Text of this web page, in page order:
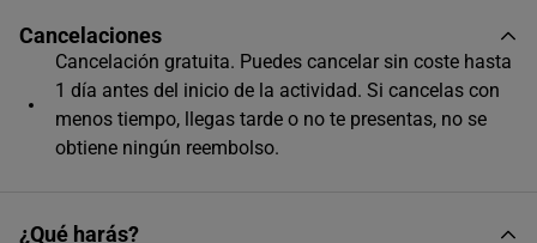
L
M X J V S D
1
2
3
4 5 6 7
Cancelaciones
Cancelación gratuita. Puedes cancelar sin coste hasta
1 día antes del inicio de la actividad. Si cancelas con
menos tiempo, llegas tarde o no te presentas, no se
obtiene ningún reembolso.
¿Qué harás?